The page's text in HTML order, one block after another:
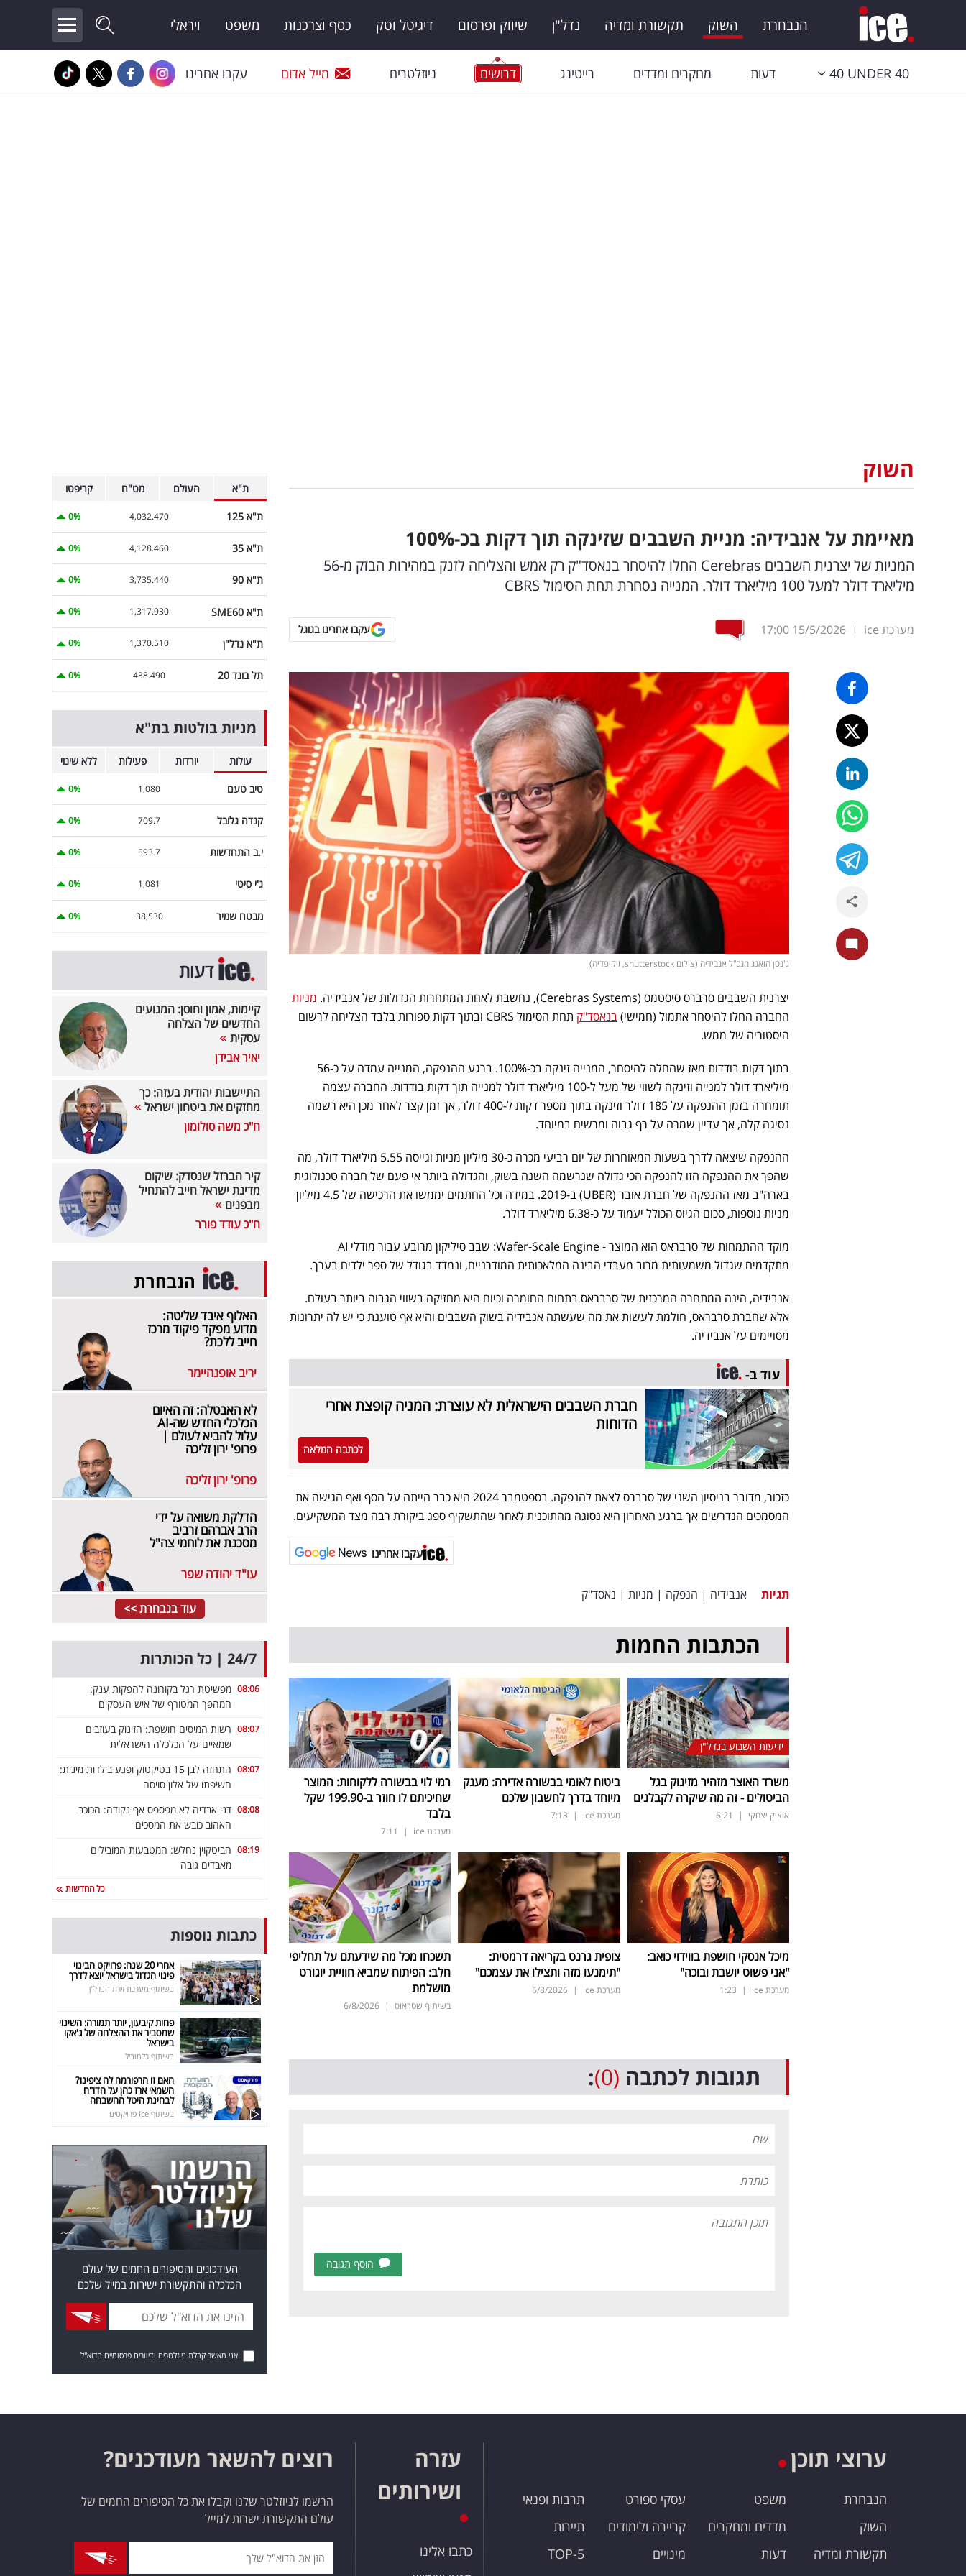
הנבחרת השוק תקשורת ומדיה נדל"ן שיווק ופרסום דיגיטל וטק כסף וצרכנות משפט ויראלי
40 UNDER 40 דעות מחקרים ומדדים רייטינג דרושים ניוזלטרים מייל אדום עקבו אחרינו
השוק
מאיימת על אנבידיה: מניית השבבים שזינקה תוך דקות בכ-100%
המניות של יצרנית השבבים Cerebras החלו להיסחר בנאסד"ק רק אמש והצליחה לזנק במהירות הבזק מ-56
מיליארד דולר למעל 100 מיליארד דולר. המנייה נסחרת תחת הסימול CBRS
מערכת ice |
15/5/2026
17:00 עקבו אחרינו בגוגל
ג'נסן הואנג מנכ"ל אנבידיה (צילום shutterstock, ויקיפדיה)
יצרנית השבבים סרברס סיסטמס (Cerebras Systems), נחשבת לאחת המתחרות הגדולות של אנבידיה.
מניות
החברה החלו להיסחר אתמול (חמישי)בנאסד"ק
תחת הסימול CBRS ובתוך דקות ספורות בלבד הצליחה לרשום
היסטוריה של ממש.
בתוך דקות בודדות מאז שהחלה להיסחר, המנייה זינקה בכ-100%. ברגע ההנפקה, המנייה עמדה על כ-56
מיליארד דולר למנייה וזינקה לשווי של מעל ל-100 מיליארד דולר למנייה תוך דקות בודדות. החברה עצמה
תומחרה בזמן ההנפקה על 185 דולר וזינקה בתוך מספר דקות ל-400 דולר, אך זמן קצר לאחר מכן היא רשמה
נסיגה קלה, אך עדיין שמרה על רף גבוה ומרשים במיוחד.
ההנפקה שיצאה לדרך בשעות המאוחרות של יום רביעי מכרה כ-30 מיליון מניות וגייסה 5.55 מיליארד דולר, מה
שהפך את ההנפקה הזו להנפקה הכי גדולה שנרשמה השנה בשוק, והגדולה ביותר אי פעם של חברה טכנולוגית
בארה"ב מאז ההנפקה של חברת אובר (UBER) ב-2019. במידה וכל החתמים יממשו את הרכישה של 4.5 מיליון
מניות נוספות, סכום הגיוס הכולל יעמוד על כ-6.38 מיליארד דולר.
מוקד ההתמחות של סרבראס הוא המוצר - Wafer-Scale Engine: שבב סיליקון מרובע עבור מודלי AI
מתקדמים שגדול משמעותית מרוב מעבדי הבינה המלאכותית המודרניים, ונמדד בגודל של ספר ילדים בערך.
אנבידיה, הינה המתחרה המרכזית של סרבראס בתחום החומרה וכיום היא מחזיקה בשווי הגבוה ביותר בעולם.
אלא שחברת סרבראס, חולמת לעשות את מה שעשתה אנבידיה בשוק השבבים והיא אף טוענת כי יש לה יתרונות
מסויימים על אנבידיה.
עוד ב-
חברת השבבים הישראלית לא עוצרת: המניה קופצת אחרי
הדוחות
לכתבה המלאה
כזכור, מדובר בניסיון השני של סרברס לצאת להנפקה. בספטמבר 2024 היא כבר הייתה על הסף ואף הגישה את
המסמכים הנדרשים אך ברגע האחרון היא נסוגה מהתוכנית לאחר שהתשקיף ספג ביקורת רבה מצד המשקיעים.
עקבו אחרינו
תגיות אנבידיה | הנפקה | מניות | נאסד"ק
הכתבות החמות
ידיעות השבוע בנדל"ן
משרד האוצר מזהיר מזינוק בגל
הביטולים - זה מה שיקרה לקבלנים
איציק יצחקי |
6:21
ביטוח לאומי בבשורה אדירה: מענק
מיוחד בדרך לחשבון שלכם
מערכת ice |
7:13
רמי לוי בבשורה ללקוחות: המוצר
שחיכיתם לו חוזר ב-199.90 שקל
בלבד
מערכת ice |
7:11
מיכל אנסקי חושפת בווידוי כואב:
"אני פשוט יושבת ובוכה"
מערכת ice |
1:23
צופית גרנט בקריאה דרמטית:
"תימנעו מזה ותצילו את עצמכם"
מערכת ice |
6/8/2026
תשכחו מכל מה שידעתם על תחליפי
חלב: הפיתוח שמביא חוויית יוגורט
מושלמת
בשיתוף שטראוס |
6/8/2026
תגובות לכתבה (0)
:
הוסף תגובה
ת"א העולם מט"ח קריפטו
ת"א 125 4,032.470
0%
ת"א 35 4,128.460
0%
ת"א 90 3,735.440
0%
ת"א SME60 1,317.930
0%
ת"א נדל"ן 1,370.510
0%
תל בונד 20 438.490
0%
מניות בולטות בת"א
עולות יורדות פעילות ללא שינוי
טיב טעם 1,080
0%
קנדה גלובל 709.7
0%
י.ב התחדשות 593.7
0%
ג'י סיטי 1,081
0%
מבטח שמיר 38,530
0%
דעות
קיימות, אמון וחוסן: המנועים
החדשים של הצלחה
עסקית
יאיר אבידן
התיישבות יהודית בעזה: כך
מחזקים את ביטחון ישראל
ח"כ משה סולומון
קיר הברזל שנסדק: שיקום
מדינת ישראל חייב להתחיל
מבפנים
ח"כ עודד פורר
הנבחרת
האלוף איבד שליטה:
מדוע מפקד פיקוד מרכז
חייב ללכת?
יריב אופנהיימר
לא האבטלה: זה האיום
הכלכלי החדש שה-AI
עלול להביא לעולם |
פרופ' ירון זליכה
פרופ' ירון זליכה
הדלקת משואה על ידי
הרב אברהם זרביב
מסכנת את לוחמי צה"ל
עו"ד יהודה שפר
עוד בנבחרת >>
24/7 | כל הכותרות
08:06 מפשיטת רגל בקורונה להפקות ענק:
המהפך המטורף של איש העסקים
08:07 רשות המיסים חושפת: הזינוק בעוזבים
שמאיים על הכלכלה הישראלית
08:07
התחזה לבן 15 בטיקטוק ופגע בילדות מינית:
חשיפתו של אלון סויסה
08:08 דני אבדיה לא מפספס אף נקודה: הכוכב
האהוב כובש את המסכים
08:19 הביטקוין נחלש: המטבעות המובילים
מאבדים גובה
כל החדשות
כתבות נוספות
אחרי 20 שנה: פרויקט הבינוי
פינוי הגדול בישראל יוצא לדרך
בשיתוף מערכת זירת הנדל"ן
פחות קיבעון, יותר תמורה: השינוי
שמסביר את ההצלחה של ג'אקו
בישראל
בשיתוף כלמוביל
האם זו הרפורמה לה ציפינו?
השמאי ארז כהן על הדו"ח
לבחינת היטל ההשבחה
בשיתוף ice פרויקטים
העידכונים והסיפורים החמים של עולם
הכלכלה והתקשורת ישירות במייל שלכם
אני מאשר קבלת ניוזלטרים ודיוורים פרסומיים בדוא"ל
ערוצי תוכן
הנבחרת
השוק
תקשורת ומדיה
משפט
מדדים ומחקרים
דעות
עסקי ספורט
קריירה ולימודים
מינויים
תרבות ופנאי
תיירות
TOP-5
עזרה
ושירותים
כתבו אלינו
רוצים להשאר מעודכנים?
הרשמו לניוזלטר שלנו וקבלו את כל הסיפורים החמים של
עולם התקשורת ישרות למייל